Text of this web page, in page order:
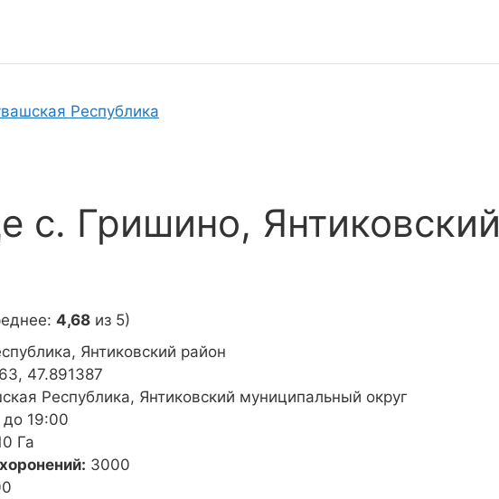
Республика
с. Гришино, Янтиковский
4,68 из 5)
Янтиковский район
47.891387
Республика, Янтиковский муниципальный округ
19:00
Га
3000